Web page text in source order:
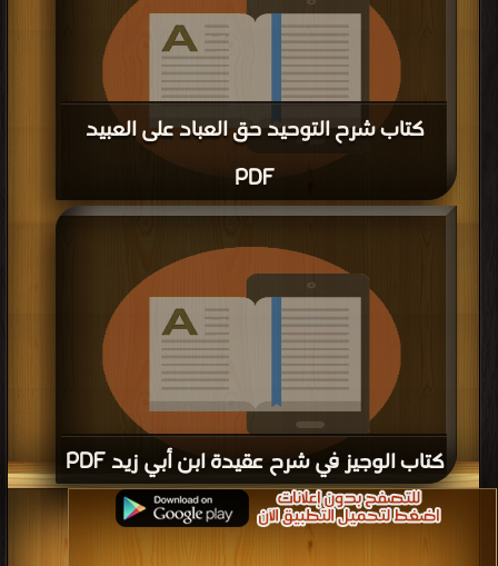
كتاب شرح التوحيد حق العباد على العبيد
PDF
قراءة و تحميل كتاب كتاب شرح التوحيد حق العباد على العبيد PDF مجانا | مكتبة >
كتب في جديد| التحميل : مرة/مرات
كتاب الوجيز في شرح عقيدة ابن أبي زيد PDF
قراءة و تحميل كتاب كتاب الوجيز في شرح عقيدة ابن أبي زيد PDF مجانا | مكتبة >
كتب في مجانا| التحميل : مرة/مرات